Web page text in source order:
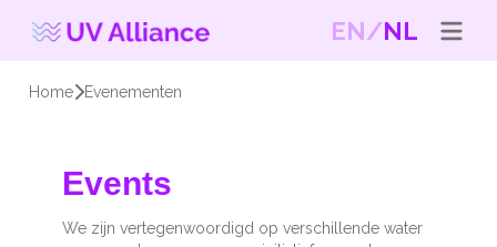
EN NL
Home Evenementen
Events
We zijn vertegenwoordigd op verschillende water